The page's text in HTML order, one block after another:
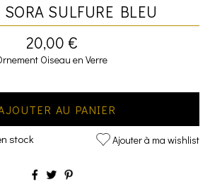
SULFURE BLEU
20,00 €
Oiseau en Verre
AU PANIER
stock Ajouter à ma wishlist